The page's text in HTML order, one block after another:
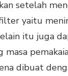
setelah
yaitu
itu juga
masa
dibuat